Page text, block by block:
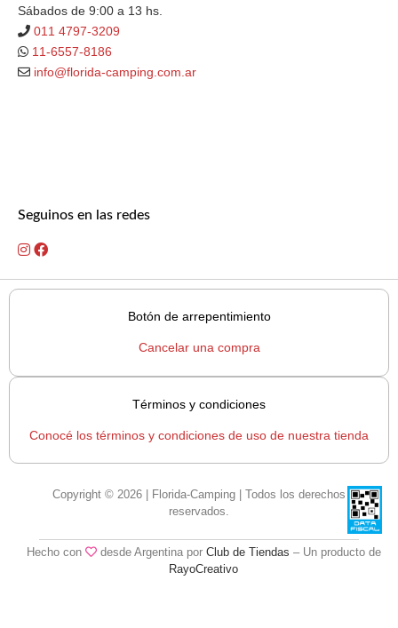
Sábados de 9:00 a 13 hs.
011 4797-3209
11-6557-8186
info@florida-camping.com.ar
Seguinos en las redes
Botón de arrepentimiento
Cancelar una compra
Términos y condiciones
Conocé los términos y condiciones de uso de nuestra tienda
Copyright © 2026 | Florida-Camping | Todos los derechos
reservados.
Hecho con desde Argentina por Club de Tiendas – Un producto de
RayoCreativo